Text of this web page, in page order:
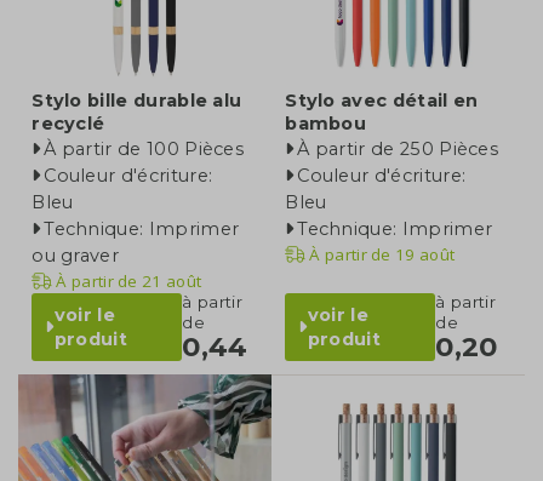
Stylo bille durable alu
recyclé
À partir de 100 Pièces
Couleur d'écriture:
Bleu
Technique: Imprimer
ou graver
À partir de 21 août
voir le
produit
à partir
de
0,44
Stylo avec détail en
bambou
À partir de 250 Pièces
Couleur d'écriture:
Bleu
Technique: Imprimer
À partir de 19 août
voir le
produit
à partir
de
0,20